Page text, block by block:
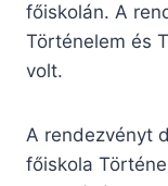
főiskolán. A
Történelem és
volt.
A rendezvényt
főiskola